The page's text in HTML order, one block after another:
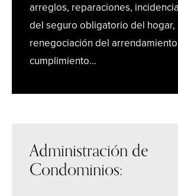
arreglos, reparaciones,
del seguro obligatorio del hogar,
renegociación del arrendamiento
cumplimiento…
Administración de
Condominios: